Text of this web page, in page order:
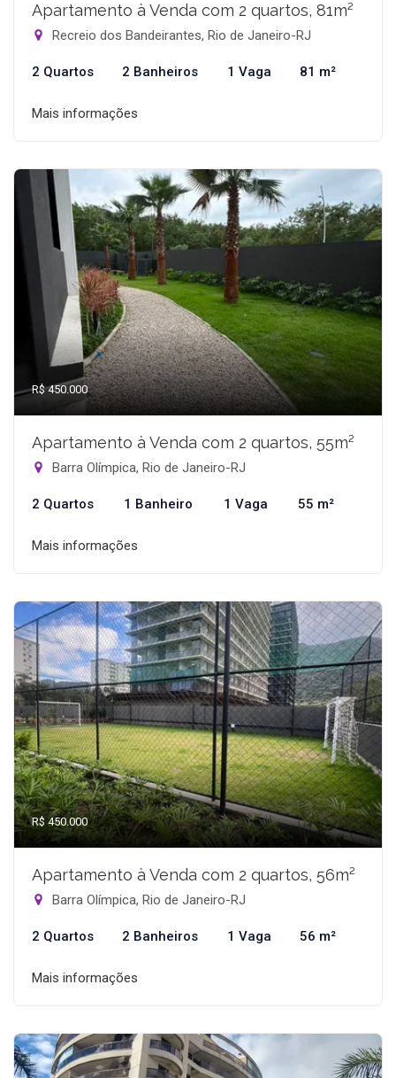
Apartamento à Venda com 2 quartos, 81m²
Recreio dos Bandeirantes, Rio de Janeiro-RJ
2 Quartos 2 Banheiros 1 Vaga 81 m²
Mais informações
R$ 450.000
Apartamento à Venda com 2 quartos, 55m²
Barra Olímpica, Rio de Janeiro-RJ
2 Quartos 1 Banheiro 1 Vaga 55 m²
Mais informações
R$ 450.000
Apartamento à Venda com 2 quartos, 56m²
Barra Olímpica, Rio de Janeiro-RJ
2 Quartos 2 Banheiros 1 Vaga 56 m²
Mais informações